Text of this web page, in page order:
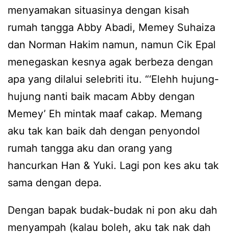
menyamakan situasinya dengan kisah
rumah tangga Abby Abadi, Memey Suhaiza
dan Norman Hakim namun, namun Cik Epal
menegaskan kesnya agak berbeza dengan
apa yang dilalui selebriti itu. “‘Elehh hujung-
hujung nanti baik macam Abby dengan
Memey’ Eh mintak maaf cakap. Memang
aku tak kan baik dah dengan penyondol
rumah tangga aku dan orang yang
hancurkan Han & Yuki. Lagi pon kes aku tak
sama dengan depa.
Dengan bapak budak-budak ni pon aku dah
menyampah (kalau boleh, aku tak nak dah